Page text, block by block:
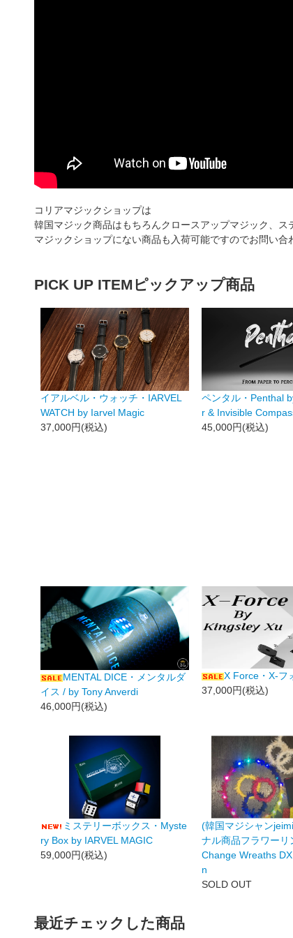
コリアマジックショップは
韓国マジック商品はもちろんクロースアップマジック、
マジックショップにない商品も入荷可能ですのでお問い合
PICK UP ITEM ピックアップ商品
イアルベル・ウォッチ・IARVEL
WATCH by Iarvel Magic
37,000円(税込)
ペンタル・Penthal
r & Invisible
45,000円(税込)
MENTAL DICE・メンタルダ
イス / by Tony Anverdi
46,000円(税込)
X Force・X-フ
37,000円(税込)
ミステリーボックス・Myste
ry Box by IARVEL MAGIC
59,000円(税込)
(韓国マジシャン
ナル商品フラワーリ
Change Wreaths
n
SOLD OUT
最近チェックした商品